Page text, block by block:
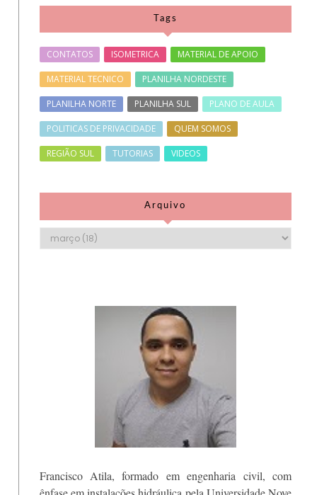
Tags
CONTATOS ISOMETRICA MATERIAL DE APOIO
MATERIAL TECNICO PLANILHA NORDESTE
PLANILHA NORTE PLANILHA SUL PLANO DE AULA
POLITICAS DE PRIVACIDADE QUEM SOMOS
REGIÃO SUL TUTORIAS VIDEOS
Arquivo
Francisco Atila, formado em engenharia civil, com